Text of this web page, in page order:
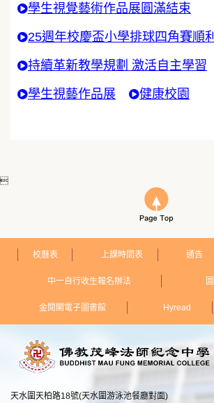
學生視覺藝術作品展圓滿結束
25週年校慶盃小學排球四角賽順利
持續革新教學規劃 激活自主學習
學生視藝作品展 健康校園

校曆表 上課時間表 通告
中一自行收生報名辦法
金閱閣電子圖書館 Hyread
天水圍天柏路18號(天水圍游泳池餐廳對面)